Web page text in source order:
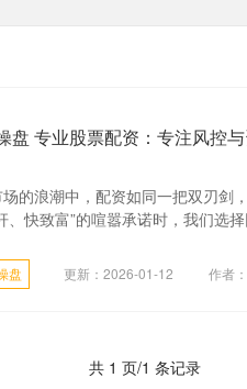
盘 专业股票配资：专注风控
的浪潮中，配资如同一把双刃剑
、快致富”的喧嚣承诺时，我们
盘 更新：2026-01-12 作者
共 1 页/1 条记录